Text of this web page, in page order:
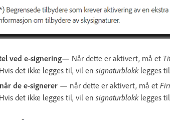
ved e-signering— Når dette er aktivert, må et
det ikke legges til, vil en signaturblokklegges
de e-signerer — når dette er aktivert, må et
det ikke legges til, vil en signaturblokklegges